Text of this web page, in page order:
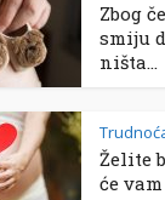
Zbog
smiju
ništa...
Želite
će